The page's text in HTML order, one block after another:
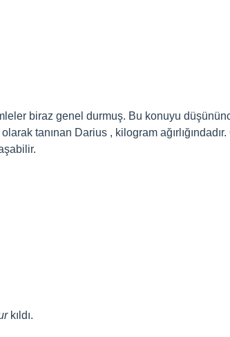
biraz genel durmuş. Bu konuyu
tanınan Darius , kilogram
kıldı.